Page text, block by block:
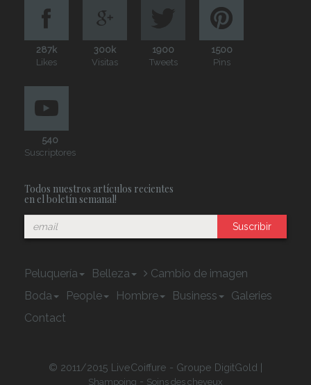
287k
Likes
300k
Visitas
1900
Tweets
1500
Pins
540
Suscriptores
Todos nuestros artículos recientes
en el boletín semanal!
Suscribir
Peluquería Belleza
Cambio de imagen
Boda
People Hombre Business
Galeries
Contact
© 2011/2015 LiveCoiffure - Groupe DigitGold |
Shampoing - Soins des cheveux